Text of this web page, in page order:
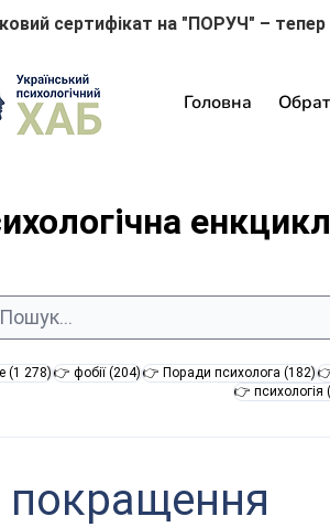
сертифікат на "ПОРУЧ" – тепер
Головна
(1 278)1 278 постів
👉 фобії (204)204 пости
👉 Поради психолога (182)
👉 психологія
покращення